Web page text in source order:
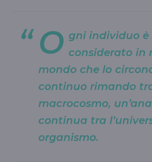
O gni individuo è
considerato in
mondo che lo
continuo rimando
macrocosmo,
continua tra
organismo.